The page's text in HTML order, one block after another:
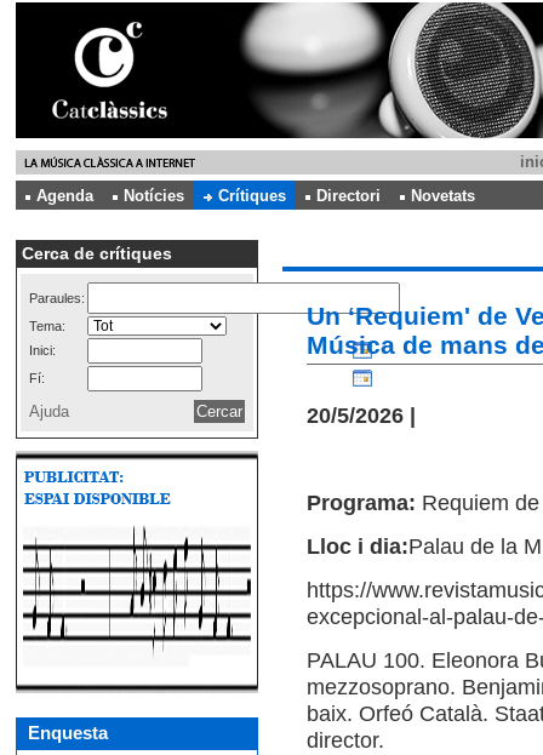
Agenda
Notícies Crítiques Directori Novetats
Cerca de crítiques
Paraules:
Tema:
Inici:
Fí:
Ajuda
Enquesta
Un ‘Requiem' de
Música de mans
20/5/2026 |
Programa: Requiem
Lloc i dia:Palau de la
https://
excepcional-al-palau-
PALAU 100. Eleonora
mezzosoprano.
baix. Orfeó Català.
director.